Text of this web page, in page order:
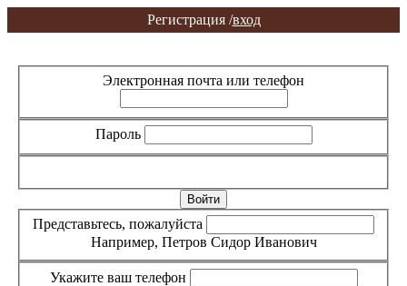
Регистрация /вход
Электронная почта или телефон
Пароль
Представьтесь, пожалуйста
Например, Петров Сидор Иванович
Укажите ваш телефон